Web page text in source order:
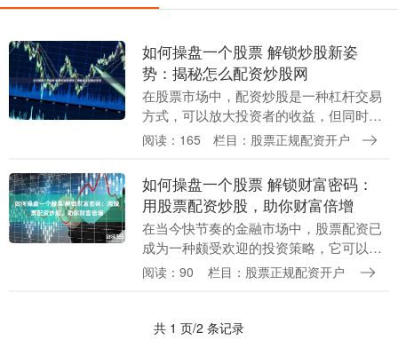
如何操盘一个股票 解锁炒股新姿
势：揭秘怎么配资炒股网
在股票市场中，配资炒股是一种杠杆交易
方式，可以放大投资者的收益，但同时也
增加了风险。对于想要了解如何配资炒股
网至关重要。 中....
阅读：165 栏目：股票正规配资开户
如何操盘一个股票 解锁财富密码：
用股票配资炒股，助你财富倍增
在当今快节奏的金融市场中，股票配资已
成为一种颇受欢迎的投资策略，它可以帮
助投资者放大收益如何操盘一个股票，实
阅读：90 栏目：股票正规配资开户
共 1 页/2 条记录